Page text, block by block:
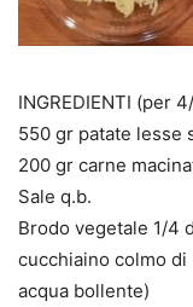
INGREDIENTI (per
550 gr patate lesse
200 gr carne
Sale q.b.
Brodo vegetale 1/4
cucchiaino colmo
acqua bollente)